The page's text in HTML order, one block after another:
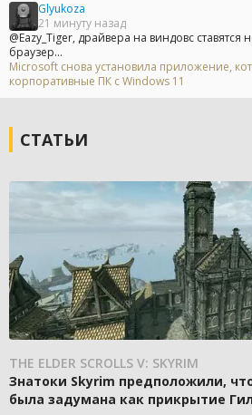
Glyukoza
21 минуту назад
@Eazy_Tiger, драйвера на виндовс ставятся
браузер...
Microsoft снова установила приложение,
корпоративные ПК с Windows 11
СТАТЬИ
THE ELDER SCROLLS V: SKYRIM
Знатоки Skyrim предположили,
была задумана как прикрытие